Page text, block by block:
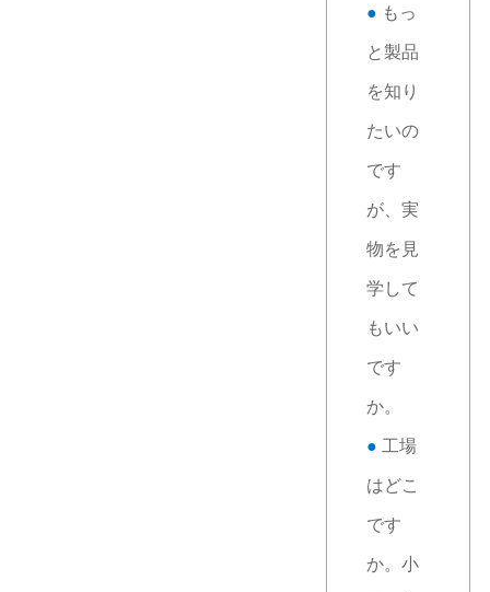
● もっ
と製品
を知り
たいの
です
が、実
物を見
学して
もいい
です
か。
● 工場
はどこ
です
か。小